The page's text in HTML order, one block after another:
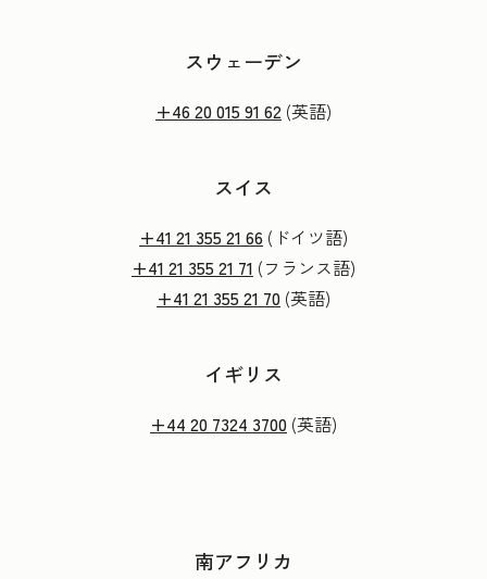
スウェーデン
+46 20 015 91 62 (英語)
スイス
+41 21 355 21 66 (ドイツ語)
+41 21 355 21 71 (フランス語)
+41 21 355 21 70 (英語)
イギリス
+44 20 7324 3700 (英語)
南アフリカ